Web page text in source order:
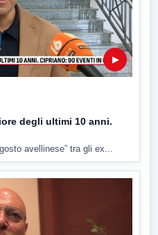
▶
degli ultimi 10 anni.
avellinese” tra gli ex...